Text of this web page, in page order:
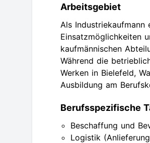
Arbeitsgebiet
Als
Einsatzmöglichkeiten
kaufmännischen
Während die
Werken in Bielefeld,
Ausbildung am
Berufsspezifische
Beschaffung und
Logistik